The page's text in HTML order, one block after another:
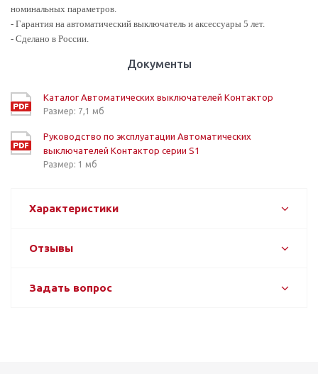
номинальных параметров.
- Гарантия на автоматический выключатель и аксессуары 5 лет.
- Сделано в России.
Документы
Каталог Автоматических выключателей Контактор
Размер: 7,1 мб
Руководство по эксплуатации Автоматических
выключателей Контактор серии S1
Размер: 1 мб
Характеристики
Отзывы
Задать вопрос